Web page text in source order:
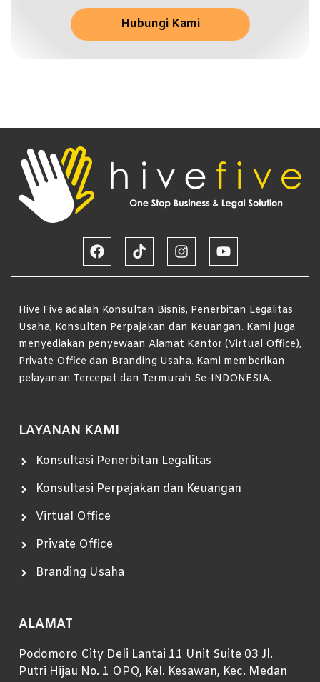
Hubungi Kami
Hive Five adalah Konsultan Bisnis, Penerbitan Legalitas
Usaha, Konsultan Perpajakan dan Keuangan. Kami juga
menyediakan penyewaan Alamat Kantor (Virtual Office),
Private Office dan Branding Usaha. Kami memberikan
pelayanan Tercepat dan Termurah Se-INDONESIA.
LAYANAN KAMI
Konsultasi Penerbitan Legalitas
Konsultasi Perpajakan dan Keuangan
Virtual Office
Private Office
Branding Usaha
ALAMAT
Podomoro City Deli Lantai 11 Unit Suite 03 Jl.
Putri Hijau No. 1 OPQ, Kel. Kesawan, Kec. Medan